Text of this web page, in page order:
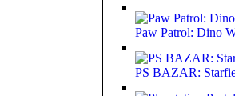
Paw Patrol: Dino
PS BAZAR: